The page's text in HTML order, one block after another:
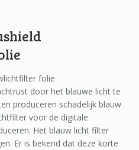
folie
door het blauwe licht te
produceren schadelijk blauw
voor de digitale
Het blauw licht filter
Er is bekend dat deze korte